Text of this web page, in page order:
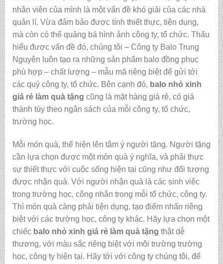
nhân viên của mình là một vấn đề khó giải của các nhà
quản lí. Vừa đảm bảo được tính thiết thực, tiện dụng,
mà còn có thể quảng bá hình ảnh công ty, tổ chức. Thấu
hiểu được vấn đề đó, chúng tôi – Công ty Balo Trung
Nguyên luôn tạo ra những sản phẩm balo đồng phục
phù hợp – chất lượng – mẫu mã riêng biệt để gửi tới
các quý công ty, tổ chức. Bên cạnh đó, balo nhỏ xinh
giá rẻ làm quà tặng cũng là mặt hàng giá rẻ, có giá
thành tùy theo ngân sách của mỗi công ty, tổ chức,
trường học.
Mỗi món quà, thể hiện lên tâm ý người tặng. Người tặng
cần lựa chọn được một món quà ý nghĩa, và phải thực
sự thiết thực với cuộc sống hiện tại cũng như đối tượng
được nhận quà. Với người nhận quà là các sinh viêc
trong trường học, công nhân trong mỗi tổ chức, công ty.
Thì món quà càng phải tiện dụng, tạo điểm nhấn riêng
biệt với các trường học, công ty khác. Hãy lựa chọn một
chiếc balo nhỏ xinh giá rẻ làm quà tặng thật dễ
thương, với màu sắc riêng biệt với môi trường trường
học, công ty hiện tại. Hãy tới với công ty chúng tôi, để